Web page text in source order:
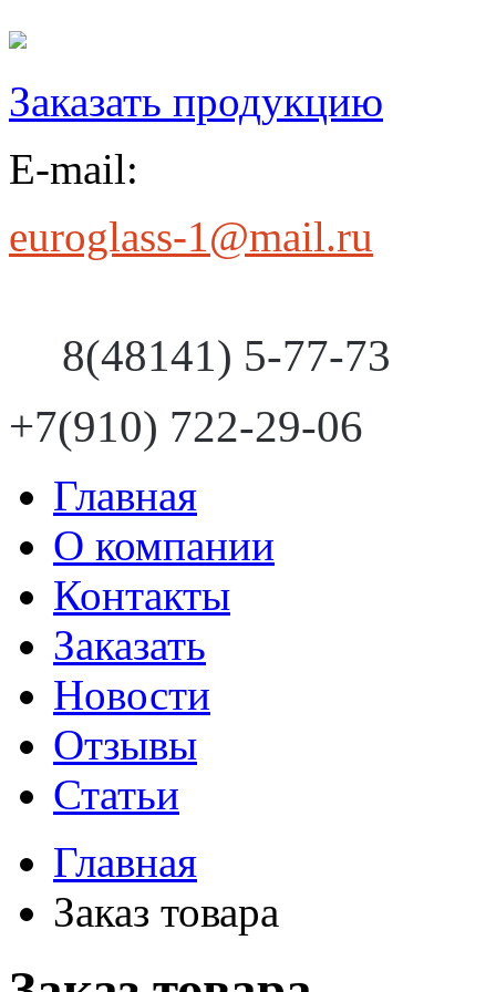
Заказать продукцию
E-mail:
euroglass-1@mail.ru
8(48141) 5-77-73
+7(910) 722-29-06
Главная
О компании
Контакты
Заказать
Новости
Отзывы
Статьи
Главная
Заказ товара